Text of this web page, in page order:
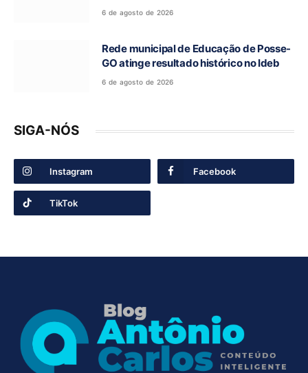
tradição religiosa
6 de agosto de 2026
Rede municipal de Educação de Posse-
GO atinge resultado histórico no Ideb
6 de agosto de 2026
SIGA-NÓS
Instagram Facebook
TikTok